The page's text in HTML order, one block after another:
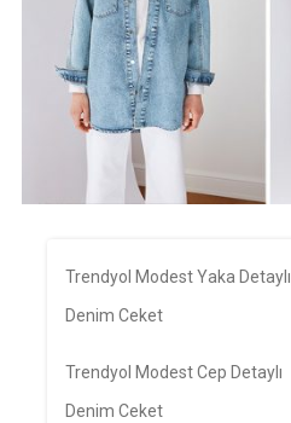
Trendyol Modest Yaka Detaylı
Denim Ceket
Trendyol Modest Cep Detaylı
Denim Ceket